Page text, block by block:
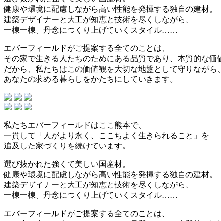
健康や環境に配慮しながら高い性能を発揮する独自の建材。
建築デザイナーと大工が知恵と技術を尽くしながら、
一棟一棟、丹念につくり上げていくスタイル……
エバーフィールドがご提案する全てのことは、
その家で生きる人たちのためにある品質であり、本質的な価
だから、私たちはこの価値観を大切な地盤として守りながら、
あなたの求める暮らしをかたちにしていきます。
私たちエバーフィールドはここ熊本で、
一貫して「人がより永く、ここちよく生きられること」を
追及した家づくりを続けています。
選び抜かれた強くて美しい国産材。
健康や環境に配慮しながら高い性能を発揮する独自の建材。
建築デザイナーと大工が知恵と技術を尽くしながら、
一棟一棟、丹念につくり上げていくスタイル……
エバーフィールドがご提案する全てのことは、